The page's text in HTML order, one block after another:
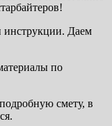
Даем
по
смету, в